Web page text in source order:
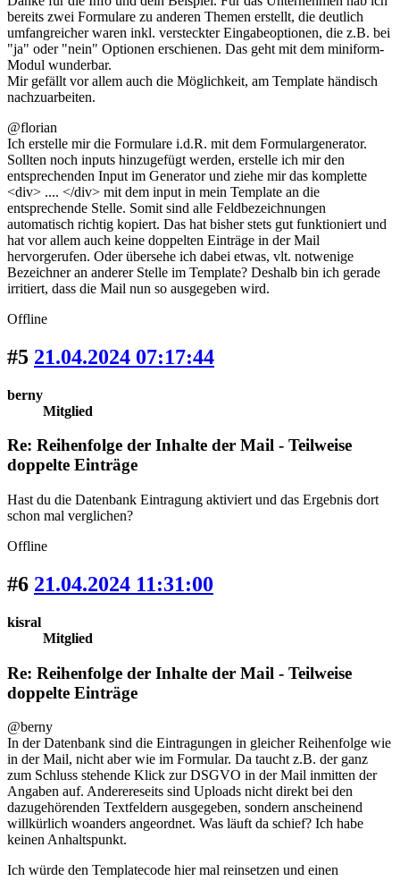
bereits zwei Formulare zu anderen Themen erstellt, die deutlich
umfangreicher waren inkl. versteckter Eingabeoptionen, die z.B. bei
"ja" oder "nein" Optionen erschienen. Das geht mit dem miniform-
Modul wunderbar.
Mir gefällt vor allem auch die Möglichkeit, am Template händisch
nachzuarbeiten.
@florian
Ich erstelle mir die Formulare i.d.R. mit dem Formulargenerator.
Sollten noch inputs hinzugefügt werden, erstelle ich mir den
entsprechenden Input im Generator und ziehe mir das komplette
<div> .... </div> mit dem input in mein Template an die
entsprechende Stelle. Somit sind alle Feldbezeichnungen
automatisch richtig kopiert. Das hat bisher stets gut funktioniert und
hat vor allem auch keine doppelten Einträge in der Mail
hervorgerufen. Oder übersehe ich dabei etwas, vlt. notwenige
Bezeichner an anderer Stelle im Template? Deshalb bin ich gerade
irritiert, dass die Mail nun so ausgegeben wird.
Offline
#5 21.04.2024 07:17:44
berny
Mitglied
Re: Reihenfolge der Inhalte der Mail - Teilweise
doppelte Einträge
Hast du die Datenbank Eintragung aktiviert und das Ergebnis dort
schon mal verglichen?
Offline
#6 21.04.2024 11:31:00
kisral
Mitglied
Re: Reihenfolge der Inhalte der Mail - Teilweise
doppelte Einträge
@berny
In der Datenbank sind die Eintragungen in gleicher Reihenfolge wie
in der Mail, nicht aber wie im Formular. Da taucht z.B. der ganz
zum Schluss stehende Klick zur DSGVO in der Mail inmitten der
Angaben auf. Anderereseits sind Uploads nicht direkt bei den
dazugehörenden Textfeldern ausgegeben, sondern anscheinend
willkürlich woanders angeordnet. Was läuft da schief? Ich habe
keinen Anhaltspunkt.
Ich würde den Templatecode hier mal reinsetzen und einen